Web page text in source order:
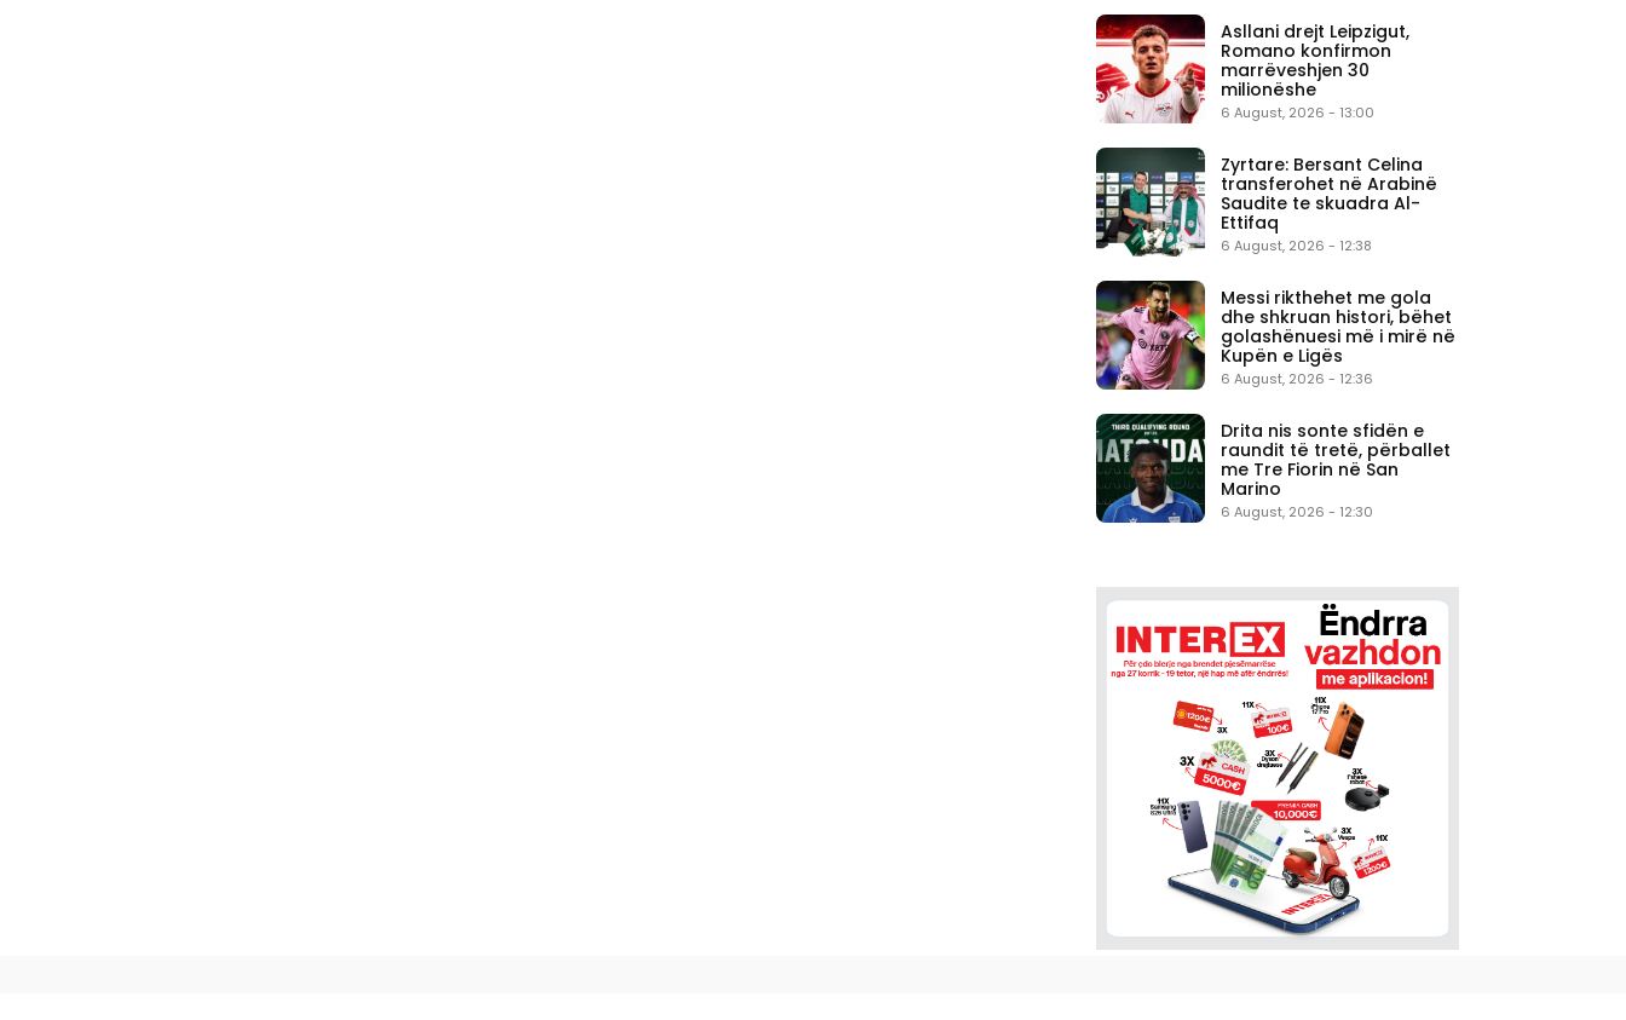
Asllani drejt Leipzigut,
Romano konfirmon
marrëveshjen 30
milionëshe
6 August, 2026 - 13:00
Zyrtare: Bersant Celina
transferohet në Arabinë
Saudite te skuadra Al-
Ettifaq
6 August, 2026 - 12:38
Messi rikthehet me gola
dhe shkruan histori, bëhet
golashënuesi më i mirë në
Kupën e Ligës
6 August, 2026 - 12:36
Drita nis sonte sfidën e
raundit të tretë, përballet
me Tre Fiorin në San
Marino
6 August, 2026 - 12:30